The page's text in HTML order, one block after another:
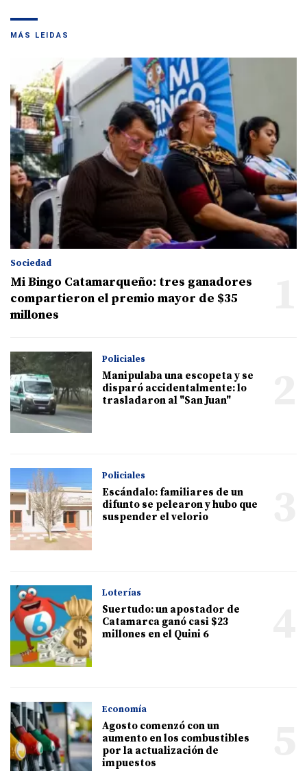
MÁS LEIDAS
Sociedad
Mi Bingo Catamarqueño: tres ganadores
compartieron el premio mayor de $35
millones
Policiales
Manipulaba una escopeta y se
disparó accidentalmente: lo
trasladaron al "San Juan"
Policiales
Escándalo: familiares de un
difunto se pelearon y hubo que
suspender el velorio
Loterías
Suertudo: un apostador de
Catamarca ganó casi $23
millones en el Quini 6
Economía
Agosto comenzó con un
aumento en los combustibles
por la actualización de
impuestos